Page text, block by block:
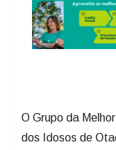
O Grupo da
dos Idosos de